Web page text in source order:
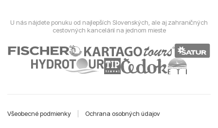
U nás nájdete ponuku od najlepších Slovenských, ale aj zahraničných
cestovných kancelárií na jednom mieste
Všeobecné podmienky Ochrana osobných údajov